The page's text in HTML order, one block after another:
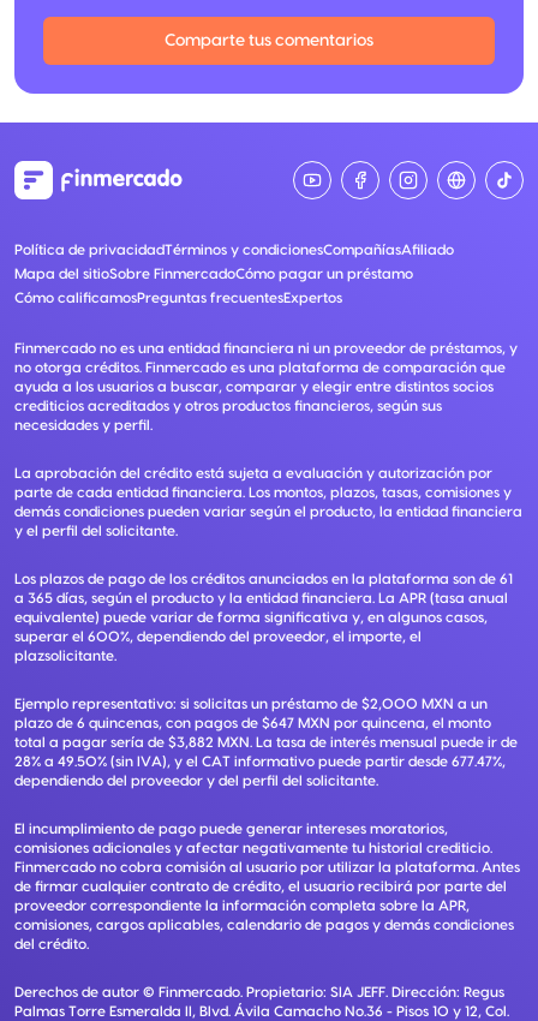
Comparte tus comentarios
Política de privacidadTérminos y condicionesCompañíasAfiliado
Mapa del sitioSobre FinmercadoCómo pagar un préstamo
Cómo calificamosPreguntas frecuentesExpertos
Finmercado no es una entidad financiera ni un proveedor de préstamos, y
no otorga créditos. Finmercado es una plataforma de comparación que
ayuda a los usuarios a buscar, comparar y elegir entre distintos socios
crediticios acreditados y otros productos financieros, según sus
necesidades y perfil.
La aprobación del crédito está sujeta a evaluación y autorización por
parte de cada entidad financiera. Los montos, plazos, tasas, comisiones y
demás condiciones pueden variar según el producto, la entidad financiera
y el perfil del solicitante.
Los plazos de pago de los créditos anunciados en la plataforma son de 61
a 365 días, según el producto y la entidad financiera. La APR (tasa anual
equivalente) puede variar de forma significativa y, en algunos casos,
superar el 600%, dependiendo del proveedor, el importe, el
plazsolicitante.
Ejemplo representativo: si solicitas un préstamo de $2,000 MXN a un
plazo de 6 quincenas, con pagos de $647 MXN por quincena, el monto
total a pagar sería de $3,882 MXN. La tasa de interés mensual puede ir de
28% a 49.50% (sin IVA), y el CAT informativo puede partir desde 677.47%,
dependiendo del proveedor y del perfil del solicitante.
El incumplimiento de pago puede generar intereses moratorios,
comisiones adicionales y afectar negativamente tu historial crediticio.
Finmercado no cobra comisión al usuario por utilizar la plataforma. Antes
de firmar cualquier contrato de crédito, el usuario recibirá por parte del
proveedor correspondiente la información completa sobre la APR,
comisiones, cargos aplicables, calendario de pagos y demás condiciones
del crédito.
Derechos de autor © Finmercado. Propietario: SIA JEFF. Dirección: Regus
Palmas Torre Esmeralda II, Blvd. Ávila Camacho No.36 - Pisos 10 y 12, Col.